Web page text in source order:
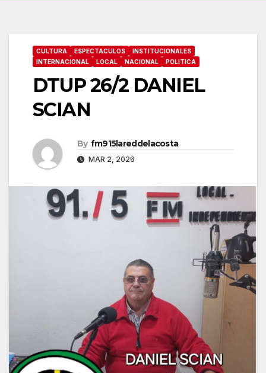
CULTURA ESPECTACULOS
INSTITUCIONALES
INTERNACIONAL
LOCAL NACIONAL POLITICA
DTUP 26/2 DANIEL
SCIAN
By fm915lareddelacosta
MAR 2, 2026